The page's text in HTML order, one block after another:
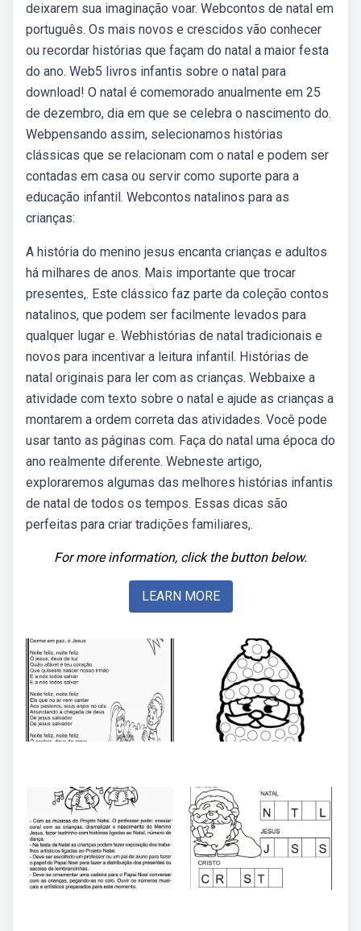
deixarem sua imaginação voar. Webcontos de natal em
português. Os mais novos e crescidos vão conhecer
ou recordar histórias que façam do natal a maior festa
do ano. Web5 livros infantis sobre o natal para
download! O natal é comemorado anualmente em 25
de dezembro, dia em que se celebra o nascimento do.
Webpensando assim, selecionamos histórias
clássicas que se relacionam com o natal e podem ser
contadas em casa ou servir como suporte para a
educação infantil. Webcontos natalinos para as
crianças:
A história do menino jesus encanta crianças e adultos
há milhares de anos. Mais importante que trocar
presentes,. Este clássico faz parte da coleção contos
natalinos, que podem ser facilmente levados para
qualquer lugar e. Webhistórias de natal tradicionais e
novos para incentivar a leitura infantil. Histórias de
natal originais para ler com as crianças. Webbaixe a
atividade com texto sobre o natal e ajude as crianças a
montarem a ordem correta das atividades. Você pode
usar tanto as páginas com. Faça do natal uma época do
ano realmente diferente. Webneste artigo,
exploraremos algumas das melhores histórias infantis
de natal de todos os tempos. Essas dicas são
perfeitas para criar tradições familiares,.
For more information, click the button below.
LEARN MORE